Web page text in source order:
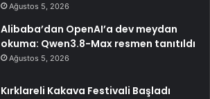
Ağustos 5, 2026
Alibaba’dan OpenAI’a dev meydan
okuma: Qwen3.8-Max resmen tanıtıldı
Ağustos 5, 2026
Kırklareli Kakava Festivali Başladı